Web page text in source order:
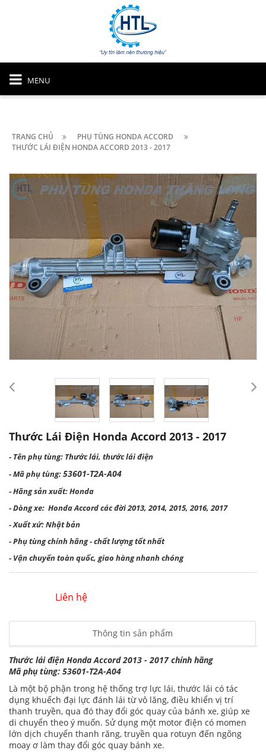
MENU
TRANG CHỦ
PHỤ TÙNG HONDA ACCORD
THƯỚC LÁI ĐIỆN HONDA ACCORD 2013 - 2017
Thước Lái Điện Honda Accord 2013 - 2017
- Tên phụ tùng: Thước lái, thước lái điện
- Mã phụ tùng:53601-T2A-A04
- Hãng sản xuất: Honda
- Dòng xe: Honda Accord các đời 2013, 2014, 2015, 2016, 2017
- Xuất xứ: Nhật bản
- Phụ tùng chính hãng - chất lượng tốt nhất
- Vận chuyển toàn quốc, giao hàng nhanh chóng
Liên hệ
Thông tin sản phẩm
Thước lái điện Honda Accord 2013 - 2017 chính hãng
Mã phụ tùng: 53601-T2A-A04
Là một bộ phận trong hệ thống trợ lực lái, thước lái có tác
dụng khuếch đại lực đánh lái từ vô lăng, điều khiển vị trí
thanh truyền, qua đó thay đổi góc quay của bánh xe, giúp xe
di chuyển theo ý muốn. Sử dụng một motor điện có momen
lớn dịch chuyển thanh răng, truyền qua rotuyn đến ngõng
moay ơ làm thay đổi góc quay bánh xe.